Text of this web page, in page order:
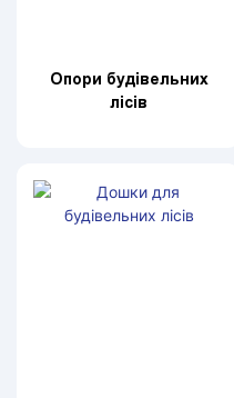
Опори будівельних
лісів